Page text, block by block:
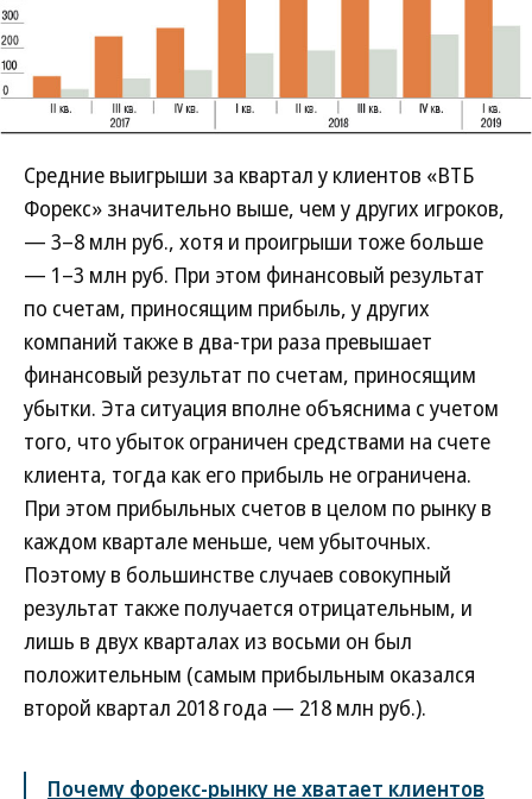
Средние выигрыши за квартал у клиентов «ВТБ
Форекс» значительно выше, чем у других игроков,
— 3–8 млн руб., хотя и проигрыши тоже больше
— 1–3 млн руб. При этом финансовый результат
по счетам, приносящим прибыль, у других
компаний также в два-три раза превышает
финансовый результат по счетам, приносящим
убытки. Эта ситуация вполне объяснима с учетом
того, что убыток ограничен средствами на счете
клиента, тогда как его прибыль не ограничена.
При этом прибыльных счетов в целом по рынку в
каждом квартале меньше, чем убыточных.
Поэтому в большинстве случаев совокупный
результат также получается отрицательным, и
лишь в двух кварталах из восьми он был
положительным (самым прибыльным оказался
второй квартал 2018 года — 218 млн руб.).
Почему форекс-рынку не хватает клиентов